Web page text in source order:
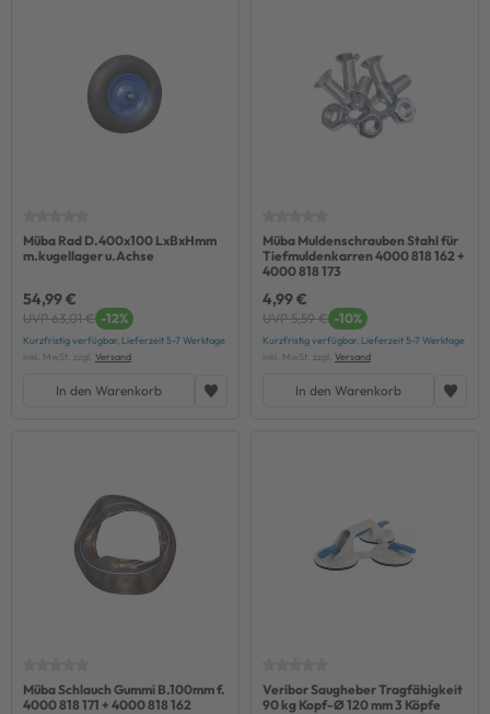
Müba Rad D.400x100 LxBxHmm
m.kugellager u.Achse
54,99 €
UVP 63,01 € -12%
Kurzfristig verfügbar, Lieferzeit 5-7 Werktage
inkl. MwSt. zzgl. Versand
In den Warenkorb
Müba Muldenschrauben Stahl für
Tiefmuldenkarren 4000 818 162 +
4000 818 173
4,99 €
UVP 5,59 € -10%
Kurzfristig verfügbar, Lieferzeit 5-7 Werktage
inkl. MwSt. zzgl. Versand
In den Warenkorb
Müba Schlauch Gummi B.100mm f.
4000 818 171 + 4000 818 162
Veribor Saugheber Tragfähigkeit
90 kg Kopf-Ø 120 mm 3 Köpfe